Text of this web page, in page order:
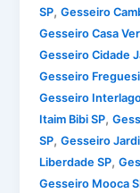
SP,Gesseiro
Gesseiro Casa
Gesseiro Cidade
Gesseiro
Gesseiro
Itaim Bibi SP,
SP,Gesseiro
Liberdade SP,
Gesseiro Mooca